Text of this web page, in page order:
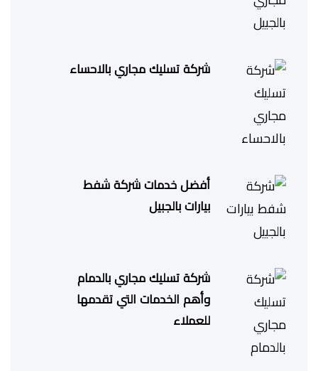
شركة تسليك مجاري بالاحساء
أفضل خدمات شركة شفط
بيارات بالجبيل
شركة تسليك مجاري بالدمام
وأهم الخدمات التي تقدمها
للعملاء